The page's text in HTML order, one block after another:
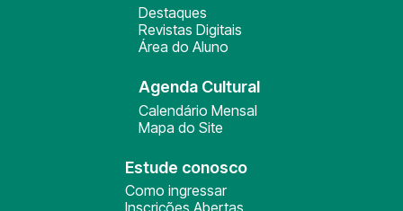
Destaques
Revistas Digitais
Área do Aluno
Agenda Cultural
Calendário Mensal
Mapa do Site
Estude conosco
Como ingressar
Inscrições Abertas